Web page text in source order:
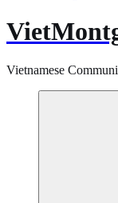
Vietnamese